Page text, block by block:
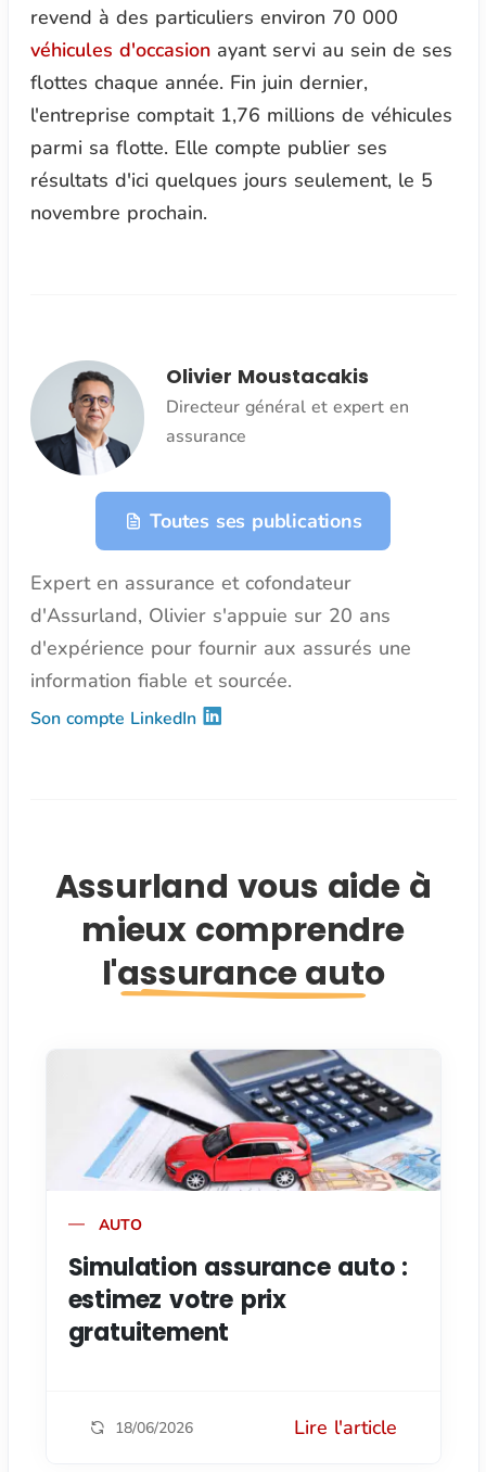
revend à des particuliers environ 70 000
véhicules d'occasionayant servi au sein de ses
flottes chaque année. Fin juin dernier,
l'entreprise comptait 1,76 millions de véhicules
parmi sa flotte. Elle compte publier ses
résultats d'ici quelques jours seulement, le 5
novembre prochain.
Olivier Moustacakis
Directeur général et expert en
assurance
Toutes ses publications
Expert en assurance et cofondateur
d'Assurland, Olivier s'appuie sur 20 ans
d'expérience pour fournir aux assurés une
information fiable et sourcée.
Son compte LinkedIn
Assurland vous aide à
mieux comprendre
l'assurance auto
AUTO
Simulation assurance auto :
estimez votre prix
gratuitement
18/06/2026 Lire l'article